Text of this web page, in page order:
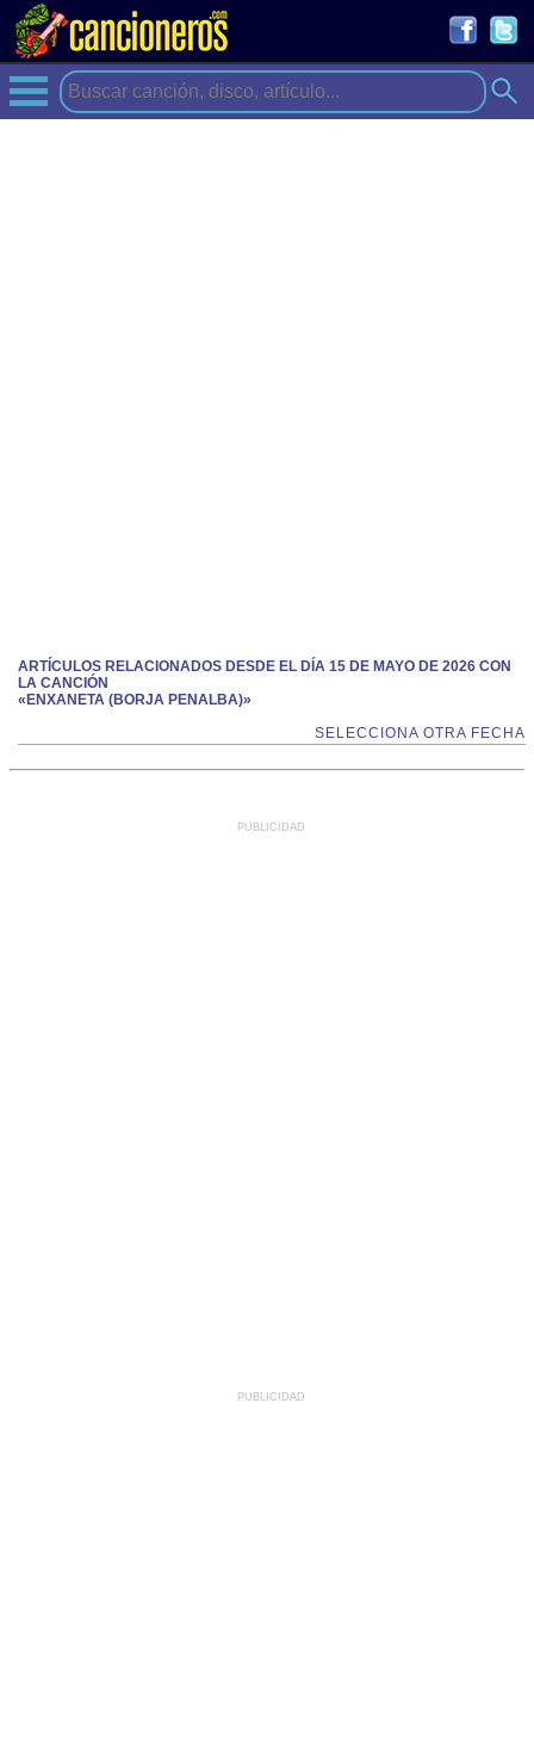
ARTÍCULOS RELACIONADOS DESDE EL DÍA 15 DE MAYO DE 2026 CON
LA CANCIÓN
«ENXANETA (BORJA PENALBA)»
SELECCIONA OTRA FECHA
PUBLICIDAD
PUBLICIDAD